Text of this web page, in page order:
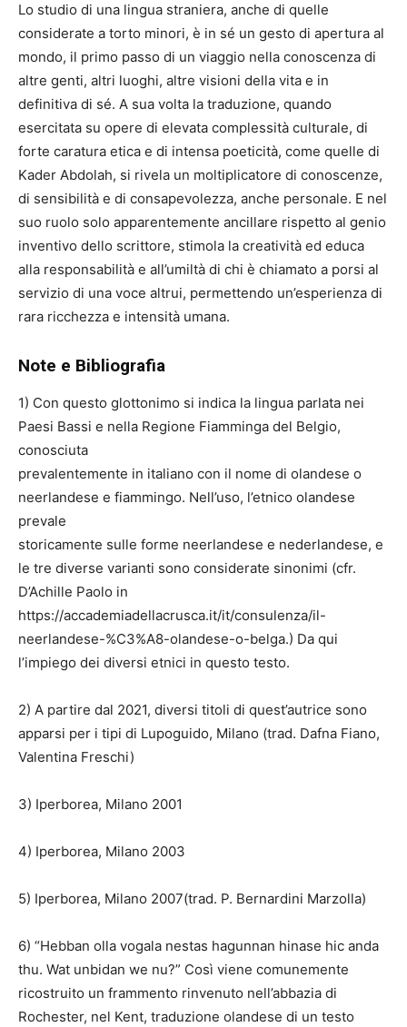
Lo studio di una lingua straniera, anche di quelle
considerate a torto minori, è in sé un gesto di apertura al
mondo, il primo passo di un viaggio nella conoscenza di
altre genti, altri luoghi, altre visioni della vita e in
definitiva di sé. A sua volta la traduzione, quando
esercitata su opere di elevata complessità culturale, di
forte caratura etica e di intensa poeticità, come quelle di
Kader Abdolah, si rivela un moltiplicatore di conoscenze,
di sensibilità e di consapevolezza, anche personale. E nel
suo ruolo solo apparentemente ancillare rispetto al genio
inventivo dello scrittore, stimola la creatività ed educa
alla responsabilità e all’umiltà di chi è chiamato a porsi al
servizio di una voce altrui, permettendo un’esperienza di
rara ricchezza e intensità umana.
Note e Bibliografia
1) Con questo glottonimo si indica la lingua parlata nei
Paesi Bassi e nella Regione Fiamminga del Belgio,
conosciuta
prevalentemente in italiano con il nome di olandese o
neerlandese e fiammingo. Nell’uso, l’etnico olandese
prevale
storicamente sulle forme neerlandese e nederlandese, e
le tre diverse varianti sono considerate sinonimi (cfr.
D’Achille Paolo in
https://accademiadellacrusca.it/it/consulenza/il-
neerlandese-%C3%A8-olandese-o-belga.) Da qui
l’impiego dei diversi etnici in questo testo.
2) A partire dal 2021, diversi titoli di quest’autrice sono
apparsi per i tipi di Lupoguido, Milano (trad. Dafna Fiano,
Valentina Freschi)
3) Iperborea, Milano 2001
4) Iperborea, Milano 2003
5) Iperborea, Milano 2007(trad. P. Bernardini Marzolla)
6) “Hebban olla vogala nestas hagunnan hinase hic anda
thu. Wat unbidan we nu?” Così viene comunemente
ricostruito un frammento rinvenuto nell’abbazia di
Rochester, nel Kent, traduzione olandese di un testo